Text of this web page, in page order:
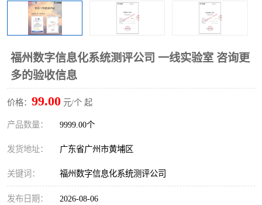
福州数字信息化系统测评公司 一线实验室 咨询更
多的验收信息
价格： 99.00 元/个 起
产品数量： 9999.00个
发货地址： 广东省广州市黄埔区
关键词： 福州数字信息化系统测评公司
发布日期： 2026-08-06